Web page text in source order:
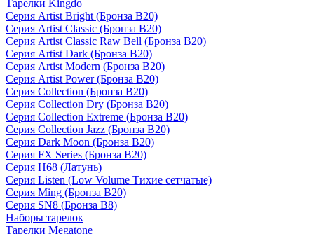
Тарелки Kingdo
Серия Artist Bright (Бронза B20)
Серия Artist Classic (Бронза B20)
Серия Artist Classic Raw Bell (Бронза B20)
Серия Artist Dark (Бронза B20)
Серия Artist Modern (Бронза B20)
Серия Artist Power (Бронза B20)
Серия Collection (Бронза B20)
Серия Collection Dry (Бронза B20)
Серия Collection Extreme (Бронза B20)
Серия Collection Jazz (Бронза B20)
Серия Dark Moon (Бронза B20)
Серия FX Series (Бронза B20)
Серия H68 (Латунь)
Серия Listen (Low Volume Тихие сетчатые)
Серия Ming (Бронза B20)
Серия SN8 (Бронза B8)
Наборы тарелок
Тарелки Megatone